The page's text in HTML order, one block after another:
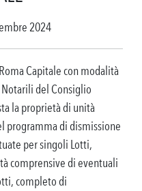
2024
Capitale con modalità
del Consiglio
la proprietà di unità
programma di dismissione
per singoli Lotti,
comprensive di eventuali
completo di